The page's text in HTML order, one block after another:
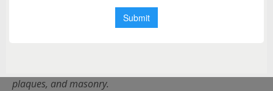
with the outer shell. This element that resulted from a
subtraction of solids ends up hosting all the programs its
plaques, and masonry.